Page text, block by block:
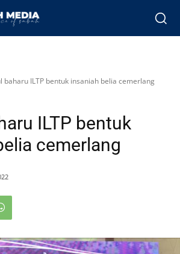
baharu ILTP bentuk insaniah belia cemerlang
ILTP bentuk
cemerlang